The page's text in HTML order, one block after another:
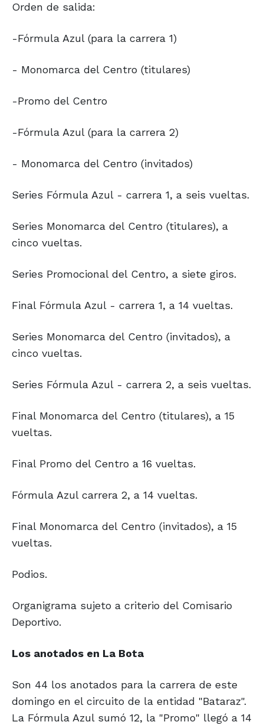
Orden de salida:
-Fórmula Azul (para la carrera 1)
- Monomarca del Centro (titulares)
-Promo del Centro
-Fórmula Azul (para la carrera 2)
- Monomarca del Centro (invitados)
Series Fórmula Azul - carrera 1, a seis vueltas.
Series Monomarca del Centro (titulares), a
cinco vueltas.
Series Promocional del Centro, a siete giros.
Final Fórmula Azul - carrera 1, a 14 vueltas.
Series Monomarca del Centro (invitados), a
cinco vueltas.
Series Fórmula Azul - carrera 2, a seis vueltas.
Final Monomarca del Centro (titulares), a 15
vueltas.
Final Promo del Centro a 16 vueltas.
Fórmula Azul carrera 2, a 14 vueltas.
Final Monomarca del Centro (invitados), a 15
vueltas.
Podios.
Organigrama sujeto a criterio del Comisario
Deportivo.
Los anotados en La Bota
Son 44 los anotados para la carrera de este
domingo en el circuito de la entidad "Bataraz".
La Fórmula Azul sumó 12, la "Promo" llegó a 14